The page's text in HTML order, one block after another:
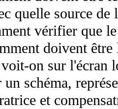
quelle source de
vérifier que
doivent
on sur l'écran
un schéma,
et